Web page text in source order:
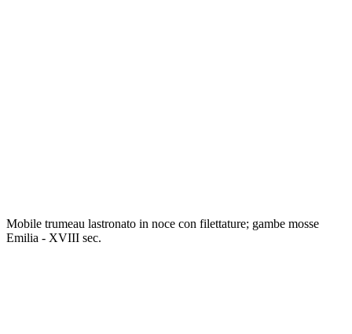
Mobile trumeau lastronato in noce con filettature; gambe mosse
Emilia - XVIII sec.